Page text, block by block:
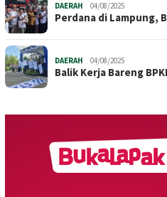
DAERAH 04/08/2025
Perdana di Lampung,
DAERAH 04/08/2025
Balik Kerja Bareng